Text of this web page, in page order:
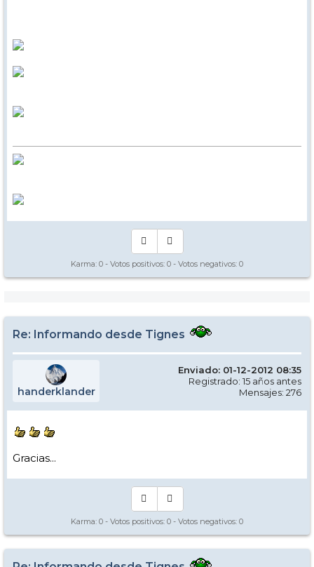
Karma: 0 - Votos positivos: 0 - Votos negativos: 0
Re: Informando desde Tignes
handerklander
Enviado: 01-12-2012 08:35
Registrado: 15 años antes
Mensajes: 276
Gracias...
Karma: 0 - Votos positivos: 0 - Votos negativos: 0